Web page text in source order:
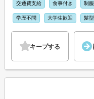
交通費支給 食事付き 制
学歴不問 大学生歓迎 髪
キープする